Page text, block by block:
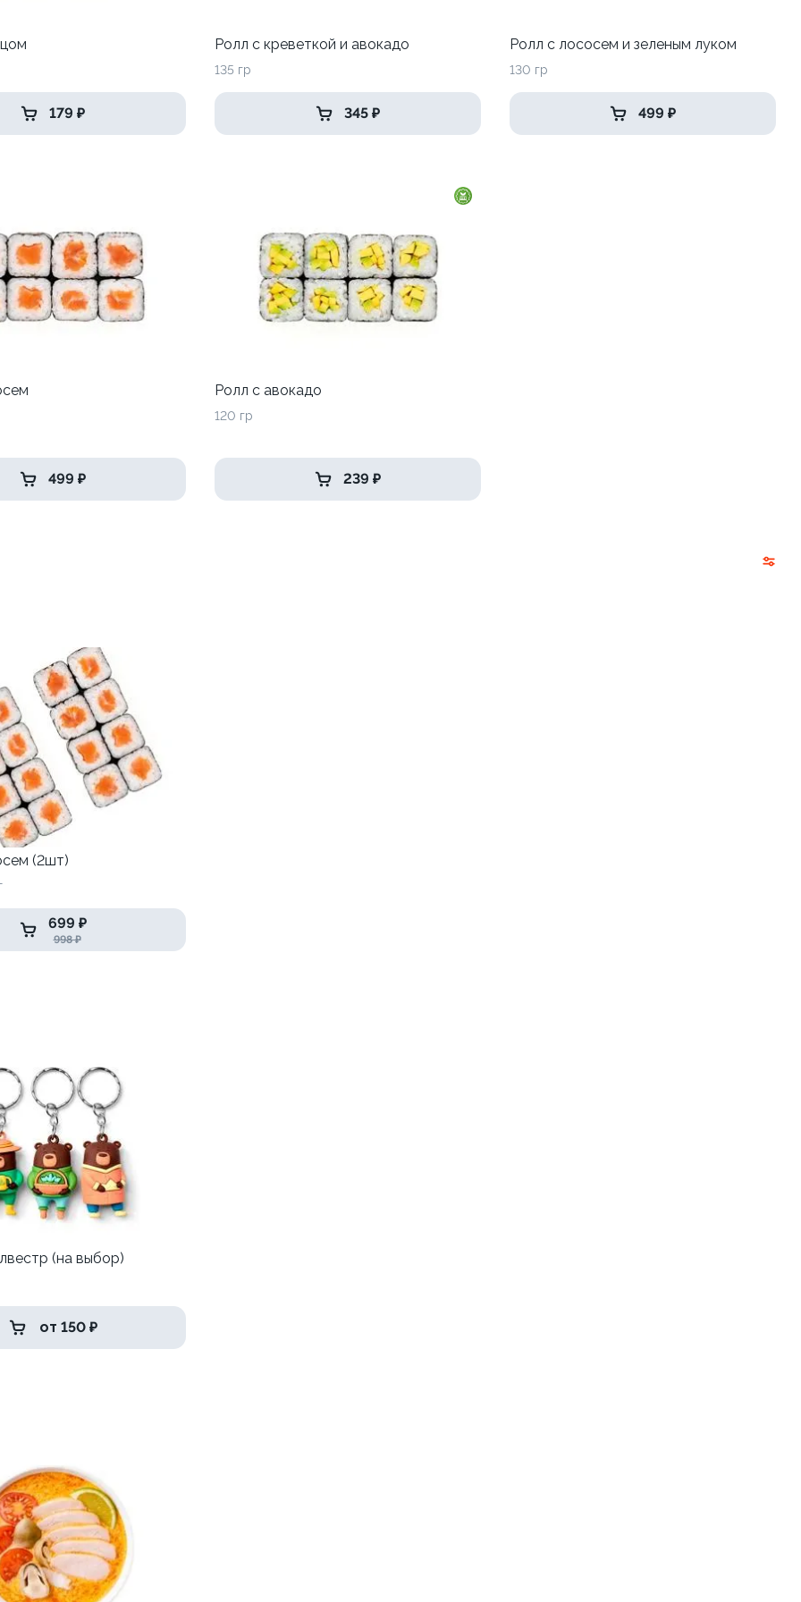
179 ₽
Ролл с креветкой и авокадо
135 гр
345 ₽
Ролл с лососем и зеленым луком
130 гр
499 ₽
499 ₽
Ролл с авокадо
120 гр
239 ₽
(2шт)
699 ₽
998 ₽
(на выбор)
от 150 ₽